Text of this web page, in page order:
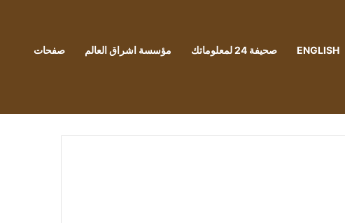
ENGLISH صحيفة 24 لمعلوماتك مؤسسة اشراق العالم صفحات